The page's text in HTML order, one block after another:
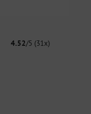
4.52/5 (31x)